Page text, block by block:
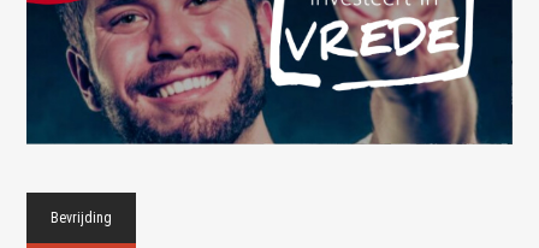
Bevrijding